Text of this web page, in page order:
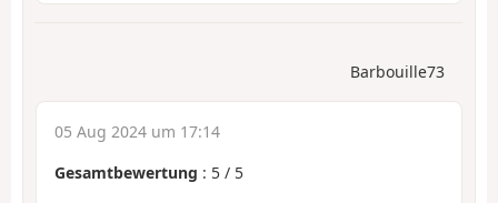
Barbouille73
05 Aug 2024 um 17:14
Gesamtbewertung : 5 / 5